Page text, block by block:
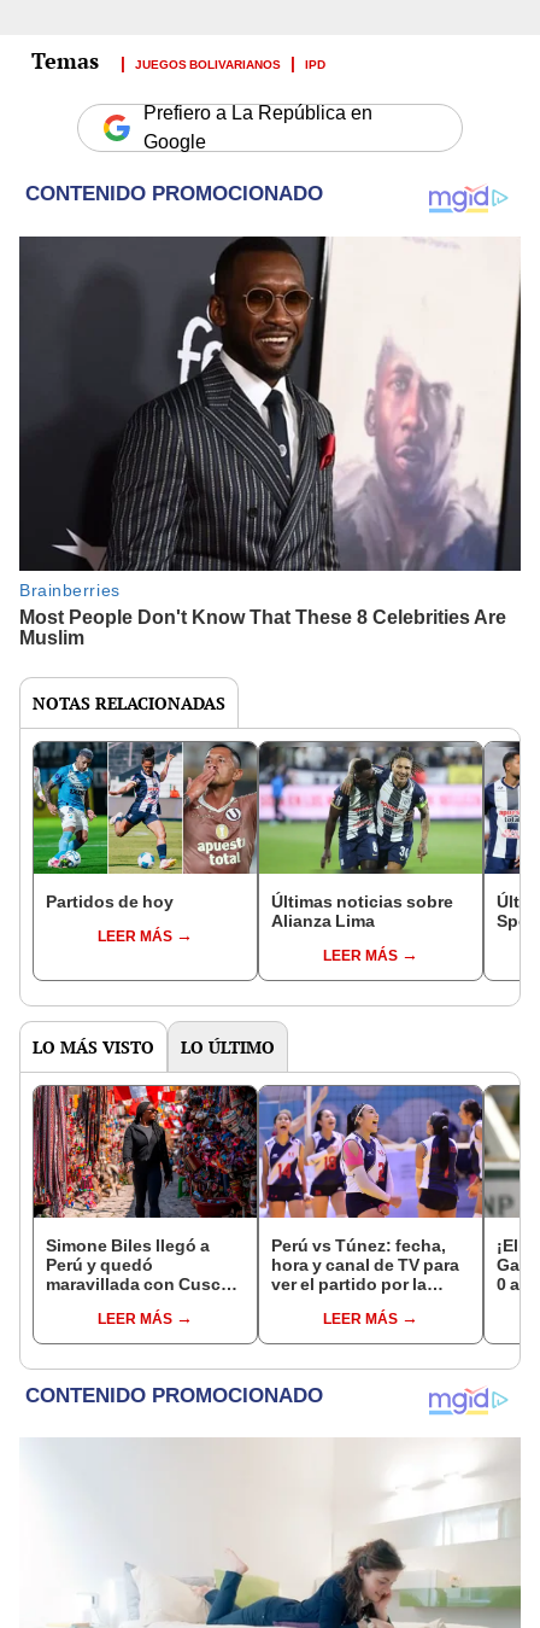
JUEGOS BOLIVARIANOS IPD
Prefiero a La República en
Google
NOTAS RELACIONADAS
Partidos de hoy
LEER MÁS
Últimas noticias sobre
Alianza Lima
LEER MÁS
LO MÁS VISTO LO ÚLTIMO
Simone Biles llegó a
Perú y quedó
maravillada con Cusco:
lo hermoso que es este
país"
LEER MÁS
Perú vs Túnez: fecha,
hora y canal de TV para
ver el partido por la
17 de Vóley 2026
LEER MÁS
¡El
0 a